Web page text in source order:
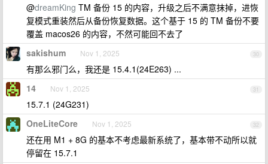
@dreamKing TM 备份 15 的内容，升级之后不满意抹掉，进恢
复模式重装然后从备份恢复数据。这个基于 15 的 TM 备份不要
覆盖 macos26 的内容，不然可能回不去了
30
sakishum Nov 1, 2025
有那么邪门么，我还是 15.4.1(24E263) ...
31
14 Nov 1, 2025
15.7.1 (24G231)
32
OneLiteCore Nov 1, 2025
还在用 M1 + 8G 的基本不考虑最新系统了，基本带不动所以就
停留在 15.7.1